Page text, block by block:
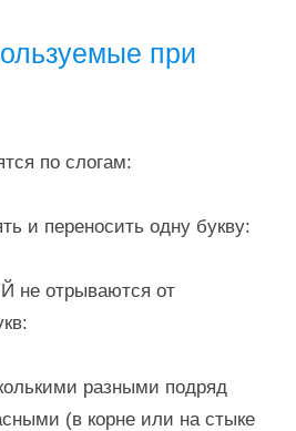
при
по слогам:
и переносить одну букву:
не отрываются от
разными подряд
(в корне или на стыке